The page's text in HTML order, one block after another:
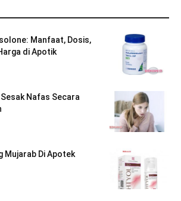
Manfaat, Dosis,
di Apotik
Nafas Secara
Mujarab Di Apotek